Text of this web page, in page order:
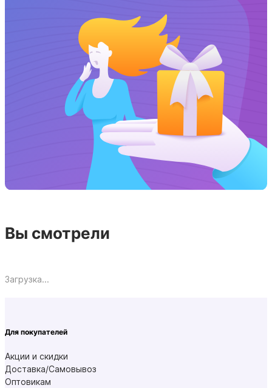
Вы смотрели
Загрузка...
Для покупателей
Акции и скидки
Доставка/Самовывоз
Оптовикам